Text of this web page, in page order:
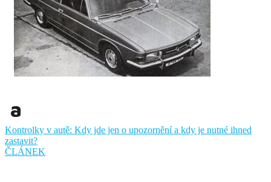
Kontrolky v autě: Kdy jde jen o upozornění a kdy je nutné ihned
zastavit?
ČLÁNEK